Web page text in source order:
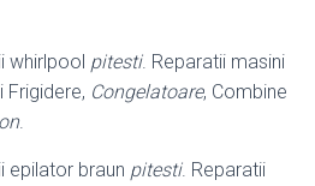
whirlpool pitesti. Reparatii masini
Congelatoare, Combine
.
epilator braun pitesti. Reparatii